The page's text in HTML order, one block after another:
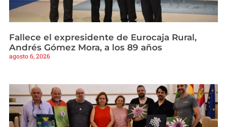
Fallece el expresidente de Eurocaja Rural,
Andrés Gómez Mora, a los 89 años
agosto 6, 2026